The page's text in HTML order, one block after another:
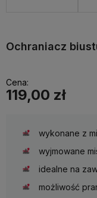
Ochraniacz
Cena:
119,00 zł
wykonane z
wyjmowane
idealne na
możliwość